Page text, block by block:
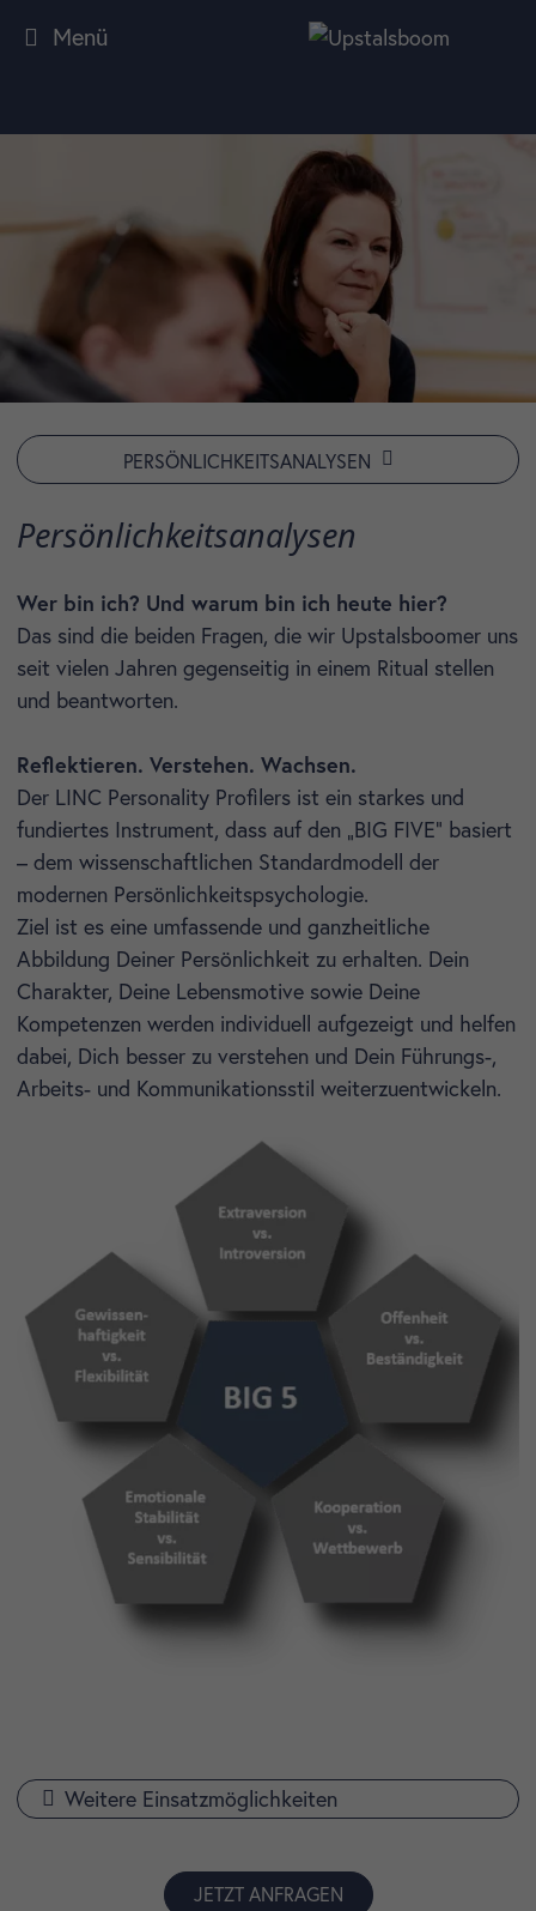
Menü
PERSÖNLICHKEITSANALYSEN
Persönlichkeitsanalysen
Wer bin ich? Und warum bin ich heute hier?
Das sind die beiden Fragen, die wir Upstalsboomer uns
seit vielen Jahren gegenseitig in einem Ritual stellen
und beantworten.
Reflektieren. Verstehen. Wachsen.
Der LINC Personality Profilers ist ein starkes und
fundiertes Instrument, dass auf den „BIG FIVE“ basiert
– dem wissenschaftlichen Standardmodell der
modernen Persönlichkeitspsychologie.
Ziel ist es eine umfassende und ganzheitliche
Abbildung Deiner Persönlichkeit zu erhalten. Dein
Charakter, Deine Lebensmotive sowie Deine
Kompetenzen werden individuell aufgezeigt und helfen
dabei, Dich besser zu verstehen und Dein Führungs-,
Arbeits- und Kommunikationsstil weiterzuentwickeln.
Weitere Einsatzmöglichkeiten
JETZT ANFRAGEN